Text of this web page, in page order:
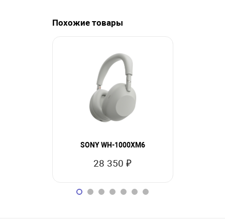
Похожие товары
SONY WH-1000XM6
28 350 ₽